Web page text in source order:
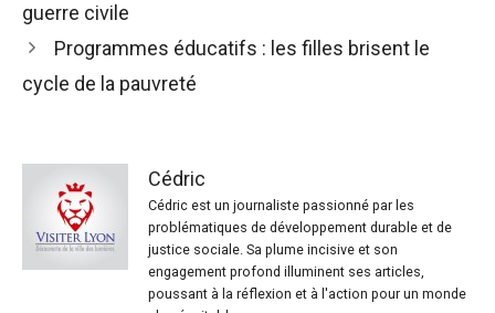
guerre civile
Programmes éducatifs : les filles brisent le
cycle de la pauvreté
Cédric
Cédric est un journaliste passionné par les
problématiques de développement durable et de
justice sociale. Sa plume incisive et son
engagement profond illuminent ses articles,
poussant à la réflexion et à l'action pour un monde